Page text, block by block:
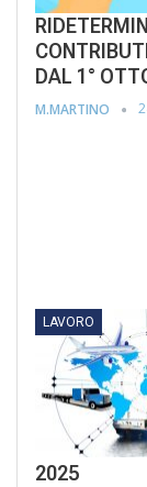
DAL 1°
M.MARTINO
LAVORO
2025